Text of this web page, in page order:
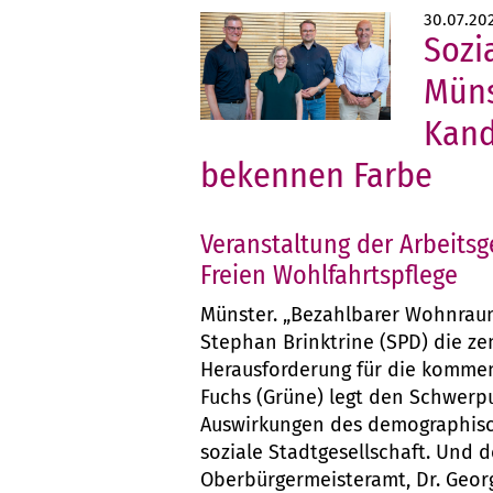
bekennen Farbe
Veranstaltung der
Freien Wohlfahrtspflege
Münster. „Bezahlbarer
Stephan Brinktrine (SPD) die
Herausforderung für die
Fuchs (Grüne) legt den
Auswirkungen des
soziale Stadtgesellschaft. Und
Oberbürgermeisteramt, Dr.